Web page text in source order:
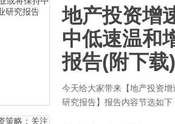
地产投资增
中低速温和
报告(附下
今天给大家带来【地产投资
研究报告】报告内容节选如